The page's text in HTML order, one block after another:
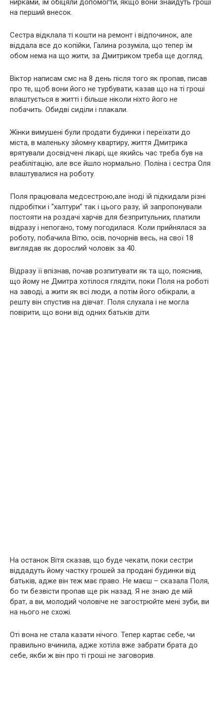
нирками, їм обіцяли допомогти, якщо вони знайдуть гроші
на перший внесок.
Сестра відклала ті кошти на ремонт і відпочинок, але
віддала все до копійки, Галина розуміла, що тепер їм
обом нема на що жити, за Дмитриком треба ще догляд.
Віктор написам смс на 8 день після того як пропав, писав
про те, щоб вони його не турбувати, казав що на ті гроші
влаштується в житті і більше ніколи ніхто його не
побачить. Обидві сиділи і плакали.
Жінки вимушені були продати будинки і переїхати до
міста, в маленьку зйомну квартиру, життя Дмитрика
врятували досвідчені лікарі, ще якийсь час треба був на
реабілітацію, але все йшло нормально. Поліна і сестра Оля
влаштувалися на роботу.
Поля працювала медсестрою,але іноді їй підкидали різні
підробітки і “халтури” так і цього разу, їй запропонували
постояти на роздачі харчів для безпритульних, платили
відразу і непогано, тому погодилася. Коли прийнялася за
роботу, побачила Вітю, осів, почорнів весь, на свої 18
виглядав як дорослий чоловік за 40.
Відразу її впізнав, почав розпитувати як та що, пояснив,
що йому не Дмитра хотілося глядіти, поки Поля на роботі
на заводі, а жити як всі люди, а потім його обікрали, а
решту він спустив на дівчат. Поля слухала і не могла
повірити, що вони від одних батьків діти.
На останок Вітя сказав, що буде чекати, поки сестри
віддадуть йому частку грошей за продані будинки від
батьків, адже він теж має право. Не маєш – сказала Поля,
бо ти безвісти пропав ще рік назад. Я не знаю де мій
брат, а ви, молодий чоловіче не загострюйте мені зуби, ви
на нього не схожі.
Оті вона не стала казати нічого. Тепер картає себе, чи
правильно вчинила, адже хотіла вже забрати брата до
себе, якби ж він про ті гроші не заговорив.